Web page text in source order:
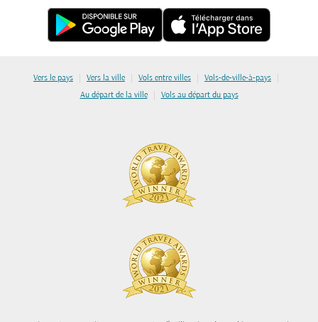
Vers le pays | Vers la ville | Vols entre villes | Vols-de-ville-à-pays |
Au départ de la ville | Vols au départ du pays